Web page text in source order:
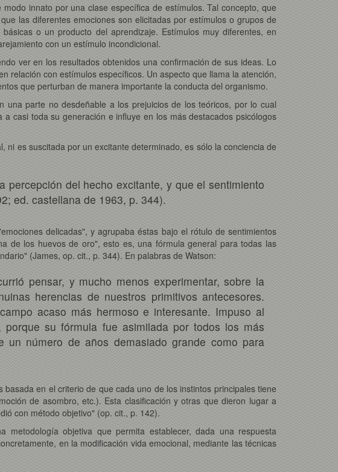
innato por una clase específica de estímulos. Tal concepto, que
las diferentes emociones son elicitadas por estímulos o grupos de
o un producto del aprendizaje. Estímulos muy diferentes, en
con un estímulo incondicional.
ver en los resultados obtenidos una confirmación de sus ideas. Lo
relación con estímulos específicos. Un aspecto que llama la atención,
que perturban de manera importante la conducta del organismo.
parte no desdeñable a los prejuicios de los teóricos, por lo cual
casi toda su generación e influye en los más destacados psicólogos
es suscitada por un excitante determinado, es sólo la conciencia de
del hecho excitante, y que el sentimiento
ed. castellana de 1963, p. 344).
delicadas", y agrupaba éstas bajo el rótulo de sentimientos
de los huevos de oro", esto es, una fórmula general para todas las
(James, op. cit., p. 344). En palabras de Watson:
pensar, y mucho menos experimentar, sobre la
herencias de nuestros primitivos antecesores.
acaso más hermoso e interesante. Impuso al
su fórmula fue asimilada por todos los más
un número de años demasiado grande como para
en el criterio de que cada uno de los instintos principales tiene
de asombro, etc.). Esta clasificación y otras que dieron lugar a
con método objetivo" (op. cit., p. 142).
metodología objetiva que permita establecer, dada una respuesta
en la modificación vida emocional, mediante las técnicas